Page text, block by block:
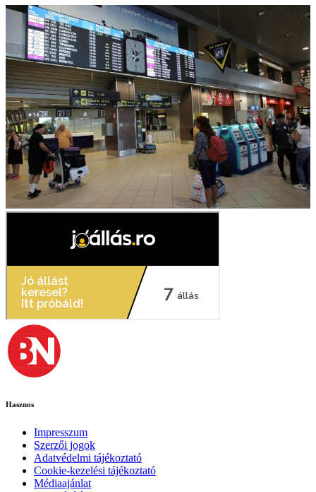
Hasznos
Impresszum
Szerzői jogok
Adatvédelmi tájékoztató
Cookie-kezelési tájékoztató
Médiaajánlat